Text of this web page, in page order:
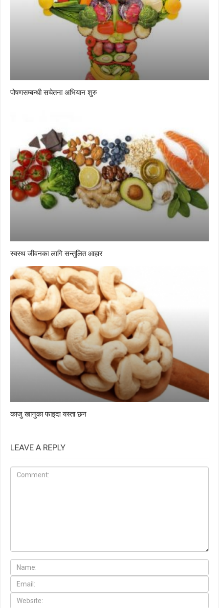
पोषणसम्बन्धी सचेतना अभियान शुरु
स्वस्थ जीवनका लागि सन्तुलित आहार
काजु खानुका फाइदा यस्ता छन
LEAVE A REPLY